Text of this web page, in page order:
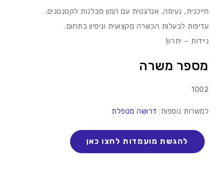
חייכנית, נעימה, אנרגטית עם המון סבלנות לקטנטנים.
עדיפות לבעלות הכשרה מקצועית וניסיון בתחום.
ניידות – יתרון!
מספר משרה
1002
למשרות נוספות: דרושה מטפלת